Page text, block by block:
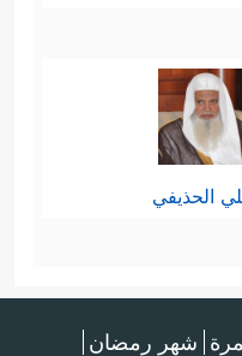
الحذيفي
شهر رمضان